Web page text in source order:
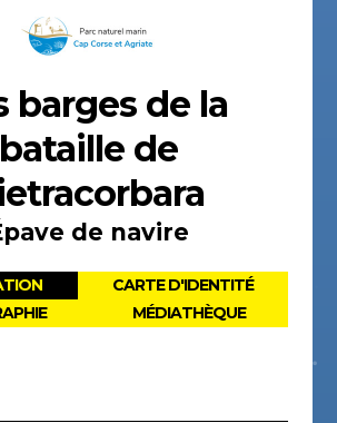
barges de la
bataille de
de navire
CARTE D'IDENTITÉ
MÉDIATHÈQUE